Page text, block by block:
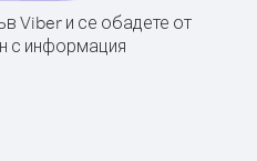
Viber и се обадете от
с информация